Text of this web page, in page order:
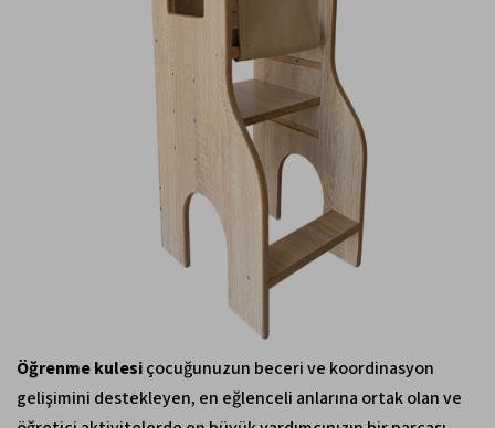
Öğrenme kulesiçocuğunuzun beceri ve koordinasyon
gelişimini destekleyen, en eğlenceli anlarına ortak olan ve